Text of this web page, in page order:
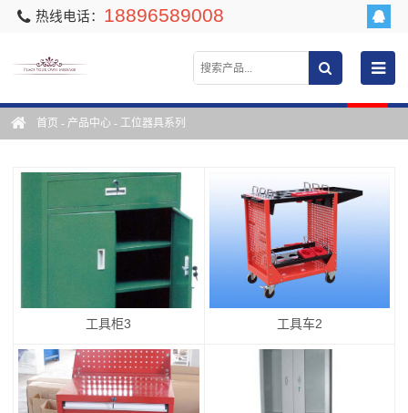
热线电话： 18896589008
首页 - 产品中心 - 工位器具系列
工具柜3 工具车2